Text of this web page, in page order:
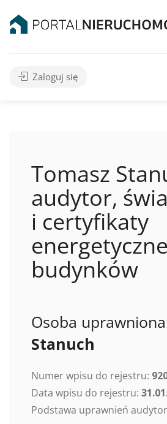
Zaloguj się
Tomasz
audytor,
i certyfikaty
energetyczne
budynków
Osoba
Stanuch
Numer wpisu do rejestru:
Data wpisu do rejestru:
Podstawa uprawnień